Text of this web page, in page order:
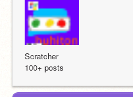
Scratcher
100+ posts